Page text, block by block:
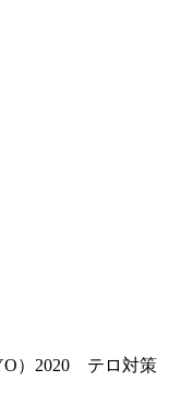
）2020 テロ対策